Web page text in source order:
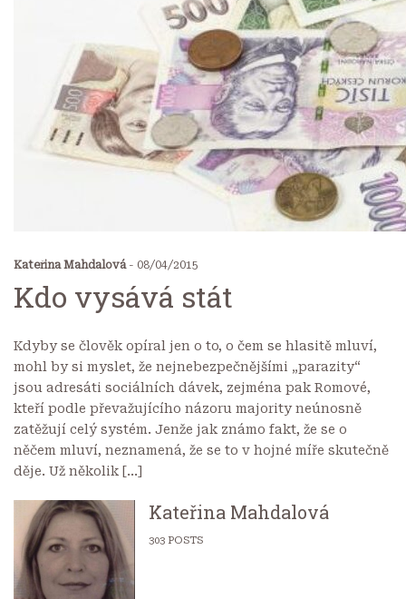
Kateřina Mahdalová - 08/04/2015
Kdo vysává stát
Kdyby se člověk opíral jen o to, o čem se hlasitě mluví,
mohl by si myslet, že nejnebezpečnějšími „parazity“
jsou adresáti sociálních dávek, zejména pak Romové,
kteří podle převažujícího názoru majority neúnosně
zatěžují celý systém. Jenže jak známo fakt, že se o
něčem mluví, neznamená, že se to v hojné míře skutečně
děje. Už několik […]
Kateřina Mahdalová
303 POSTS